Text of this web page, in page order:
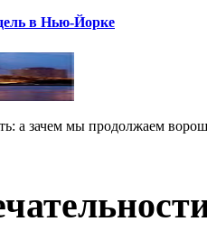
в Нью-Йорке
а зачем мы продолжаем